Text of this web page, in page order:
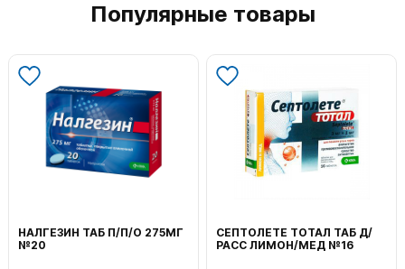
Популярные товары
НАЛГЕЗИН ТАБ П/П/О 275МГ
№20
СЕПТОЛЕТЕ ТОТАЛ ТАБ Д/
РАСС ЛИМОН/МЕД №16